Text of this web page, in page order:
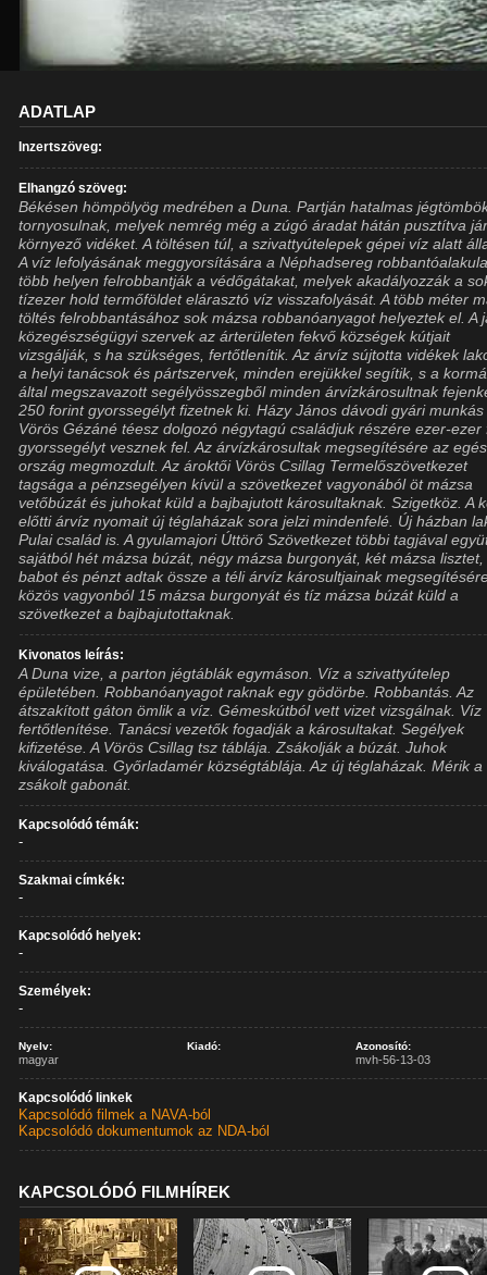
ADATLAP
Inzertszöveg:
Elhangzó szöveg:
Békésen hömpölyög medrében a Duna. Partján hatalmas
tornyosulnak, melyek nemrég még a zúgó áradat hátán pusztítva
környező vidéket. A töltésen túl, a szivattyútelepek gépei víz alatt
A víz lefolyásának meggyorsítására a Néphadsereg
több helyen felrobbantják a védőgátakat, melyek akadályozzák a
tízezer hold termőföldet elárasztó víz visszafolyását. A több méter
töltés felrobbantásához sok mázsa robbanóanyagot helyeztek el. A
közegészségügyi szervek az árterületen fekvő községek kútjait
vizsgálják, s ha szükséges, fertőtlenítik. Az árvíz sújtotta vidékek
a helyi tanácsok és pártszervek, minden erejükkel segítik, s a
által megszavazott segélyösszegből minden árvízkárosultnak
250 forint gyorssegélyt fizetnek ki. Házy János dávodi gyári
Vörös Gézáné téesz dolgozó négytagú családjuk részére ezer-ezer
gyorssegélyt vesznek fel. Az árvízkárosultak megsegítésére az
ország megmozdult. Az ároktői Vörös Csillag Termelőszövetkezet
tagsága a pénzsegélyen kívül a szövetkezet vagyonából öt mázsa
vetőbúzát és juhokat küld a bajbajutott károsultaknak. Szigetköz. A
előtti árvíz nyomait új téglaházak sora jelzi mindenfelé. Új házban
Pulai család is. A gyulamajori Úttörő Szövetkezet többi tagjával
sajátból hét mázsa búzát, négy mázsa burgonyát, két mázsa
babot és pénzt adtak össze a téli árvíz károsultjainak
közös vagyonból 15 mázsa burgonyát és tíz mázsa búzát küld a
szövetkezet a bajbajutottaknak.
Kivonatos leírás:
A Duna vize, a parton jégtáblák egymáson. Víz a szivattyútelep
épületében. Robbanóanyagot raknak egy gödörbe. Robbantás. Az
átszakított gáton ömlik a víz. Gémeskútból vett vizet vizsgálnak. Víz
fertőtlenítése. Tanácsi vezetők fogadják a károsultakat. Segélyek
kifizetése. A Vörös Csillag tsz táblája. Zsákolják a búzát. Juhok
kiválogatása. Győrladamér községtáblája. Az új téglaházak. Mérik a
zsákolt gabonát.
Kapcsolódó témák:
-
Szakmai címkék:
-
Kapcsolódó helyek:
-
Személyek:
-
Nyelv:
magyar
Kiadó: Azonosító:
mvh-56-13-03
Kapcsolódó linkek
Kapcsolódó filmek a NAVA-ból
Kapcsolódó dokumentumok az NDA-ból
KAPCSOLÓDÓ FILMHÍREK